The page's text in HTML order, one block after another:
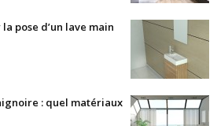
pose d’un lave main
: quel matériaux